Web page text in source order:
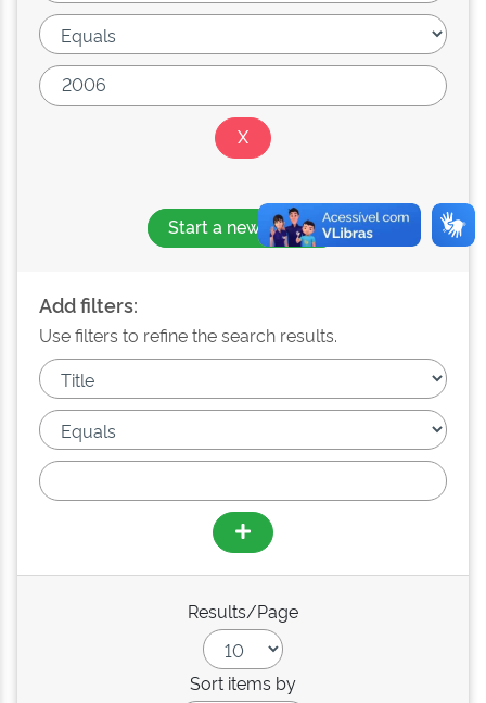
Start a new search
Add filters:
Use filters to refine the search results.
Results/Page
Sort items by